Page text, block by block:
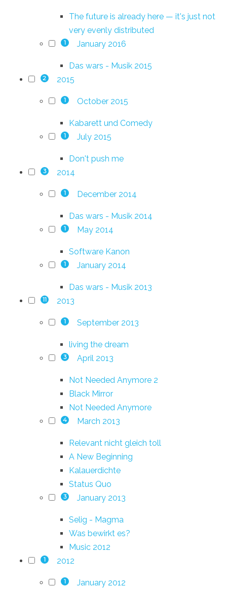
The future is already here — it's just not
very evenly distributed
1 January 2016
Das wars - Musik 2015
2 2015
1 October 2015
Kabarett und Comedy
1 July 2015
Don't push me
3 2014
1 December 2014
Das wars - Musik 2014
1 May 2014
Software Kanon
1 January 2014
Das wars - Musik 2013
11 2013
1 September 2013
living the dream
3 April 2013
Not Needed Anymore 2
Black Mirror
Not Needed Anymore
4 March 2013
Relevant nicht gleich toll
A New Beginning
Kalauerdichte
Status Quo
3 January 2013
Selig - Magma
Was bewirkt es?
Music 2012
1 2012
1 January 2012